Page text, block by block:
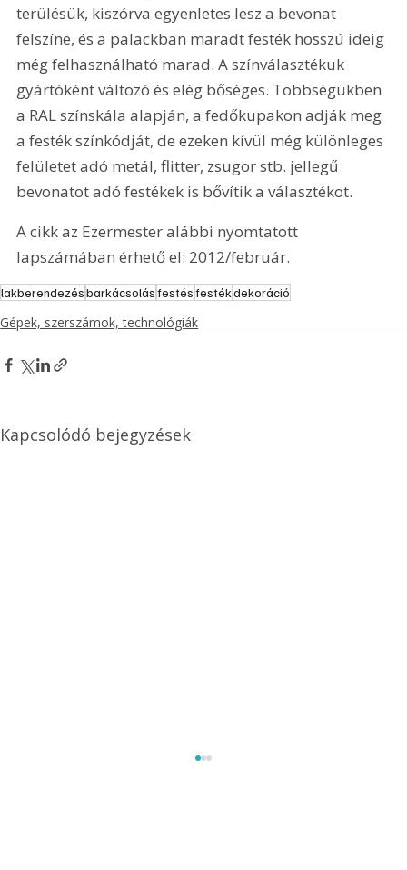
terülésük, kiszórva egyenletes lesz a bevonat
felszíne, és a palackban maradt festék hosszú ideig
még felhasználható marad. A színválasztékuk
gyártóként változó és elég bőséges. Többségükben
a RAL színskála alapján, a fedőkupakon adják meg
a festék színkódját, de ezeken kívül még különleges
felületet adó metál, flitter, zsugor stb. jellegű
bevonatot adó festékek is bővítik a választékot.
A cikk az Ezermester alábbi nyomtatott
lapszámában érhető el: 2012/február.
lakberendezésbarkácsolásfestésfestékdekoráció
Gépek, szerszámok, technológiák
Kapcsolódó bejegyzések